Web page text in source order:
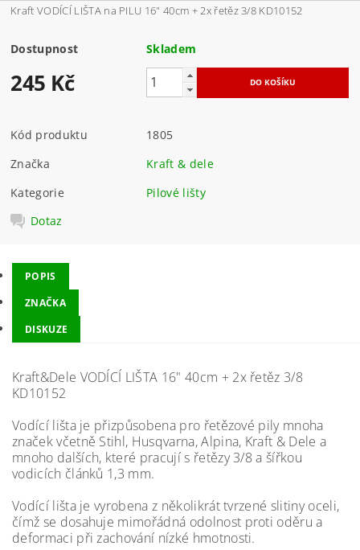
Kraft VODÍCÍ LIŠTA na PILU 16" 40cm + 2x řetěz 3/8 KD10152
Dostupnost Skladem
245 Kč
Kód produktu
1805
Značka
Kraft & dele
Kategorie
Pilové lišty
Dotaz
POPIS
ZNAČKA
DISKUZE
Kraft&Dele VODÍCÍ LIŠTA 16" 40cm + 2x řetěz 3/8
KD10152
Vodící lišta je přizpůsobena pro řetězové pily mnoha
značek včetně Stihl, Husqvarna, Alpina, Kraft & Dele a
mnoho dalších, které pracují s řetězy 3/8 a šířkou
vodicích článků 1,3 mm.
Vodící lišta je vyrobena z několikrát tvrzené slitiny oceli,
čímž se dosahuje mimořádná odolnost proti oděru a
deformaci při zachování nízké hmotnosti.